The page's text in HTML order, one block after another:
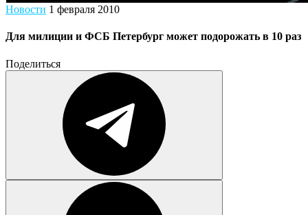
Новости 1 февраля 2010
Для милиции и ФСБ Петербург может подорожать в 10 раз
Поделиться